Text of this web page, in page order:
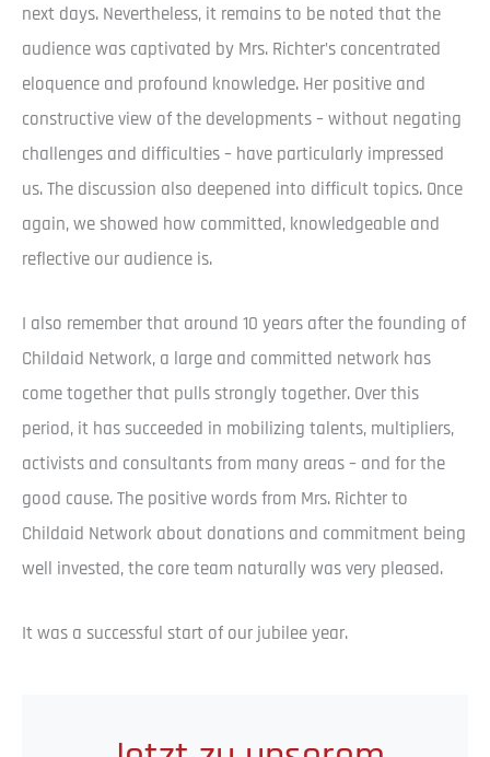
next days. Nevertheless, it remains to be noted that the
audience was captivated by Mrs. Richter’s concentrated
eloquence and profound knowledge. Her positive and
constructive view of the developments – without negating
challenges and difficulties – have particularly impressed
us. The discussion also deepened into difficult topics. Once
again, we showed how committed, knowledgeable and
reflective our audience is.
I also remember that around 10 years after the founding of
Childaid Network, a large and committed network has
come together that pulls strongly together. Over this
period, it has succeeded in mobilizing talents, multipliers,
activists and consultants from many areas – and for the
good cause. The positive words from Mrs. Richter to
Childaid Network about donations and commitment being
well invested, the core team naturally was very pleased.
It was a successful start of our jubilee year.